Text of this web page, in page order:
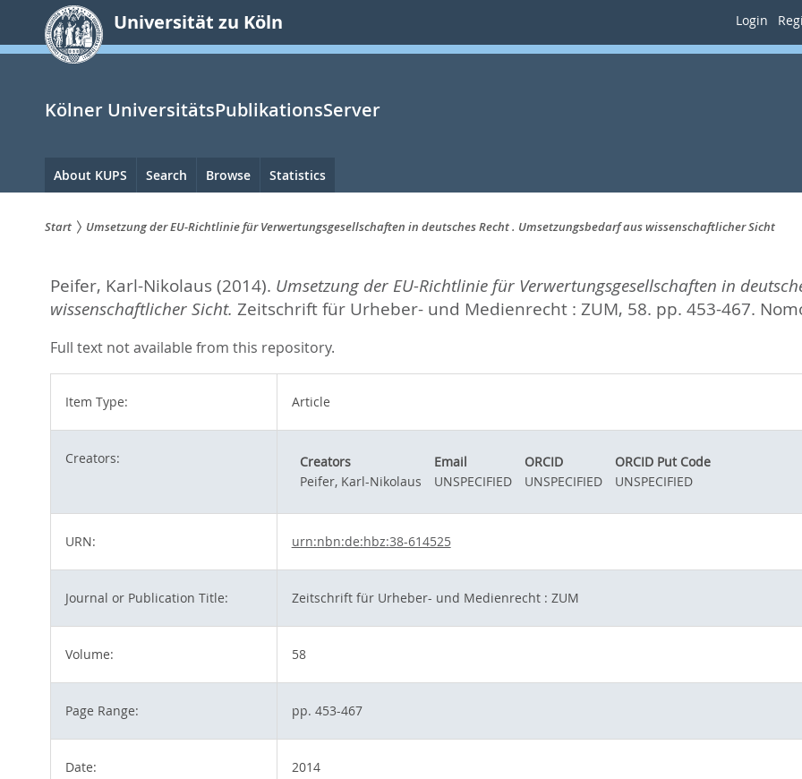
springen
Universität zu Köln Login
Kölner UniversitätsPublikationsServer
Hauptnavigation
About KUPS Search Browse Statistics
sind
hier:
Start Umsetzung der EU-Richtlinie für Verwertungsgesellschaften in deutsches Recht . Umsetzungsbedarf aus wissenschaftlicher Sicht
Peifer, Karl-Nikolaus (2014). Umsetzung der EU-Richtlinie für Verwertungsgesellschaften in
wissenschaftlicher Sicht. Zeitschrift für Urheber- und Medienrecht : ZUM, 58. pp. 453-467.
Full text not available from this repository.
Item Type: Article
Creators: Creators Email ORCID
ORCID Put Code
Peifer, Karl-Nikolaus
UNSPECIFIED UNSPECIFIED UNSPECIFIED
URN: urn:nbn:de:hbz:38-614525
Journal or Publication Title: Zeitschrift für Urheber- und Medienrecht : ZUM
Volume: 58
Page Range: pp. 453-467
Date: 2014